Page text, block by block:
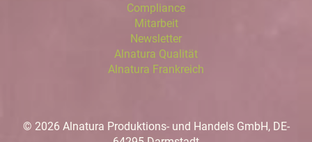
Compliance
Mitarbeit
Newsletter
Alnatura Qualität
Alnatura Frankreich
© 2026 Alnatura Produktions- und Handels GmbH, DE-